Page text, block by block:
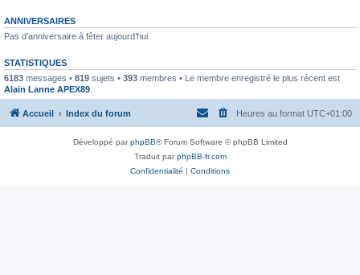
ANNIVERSAIRES
Pas d’anniversaire à fêter aujourd’hui
STATISTIQUES
6183 messages • 819 sujets • 393 membres • Le membre enregistré le plus récent est
Alain Lanne APEX89
Accueil Index du forum Heures au format UTC+01:00
Développé parphpBB® Forum Software © phpBB Limited
Traduit parphpBB-fr.com
Confidentialité | Conditions